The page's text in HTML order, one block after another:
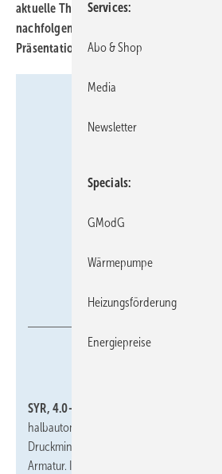
aktuelle Themen und Trends. TGA+E
nachfolgend angekündigte Neuheiten und
Präsentationsschwerpunkte zur
SYR, 4.0-A85:
halbautomatischen, rückspülbaren
Druckminderer und einen Leckageschutz
Armatur. Ist der integrierte Leckageschutz
Services
Abo & Shop
Media
Newsletter
Specials
GModG
Wärmepumpe
Heizungsförderung
Energiepreise